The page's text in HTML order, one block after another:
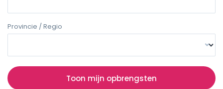
Provincie / Regio
Toon mijn opbrengsten